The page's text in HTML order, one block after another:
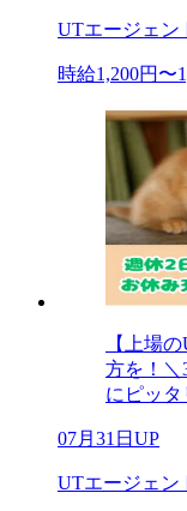
UTエージェン
時給1,200円〜
【上場
方を！
にピッタ
07月31日UP
UTエージェン